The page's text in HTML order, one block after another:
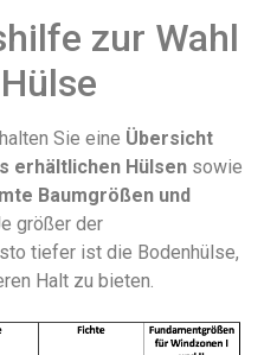
zur Wahl
Sie eine Übersicht
erhältlichen Hülsen sowie
Baumgrößen und
größer der
tiefer ist die Bodenhülse,
Halt zu bieten.